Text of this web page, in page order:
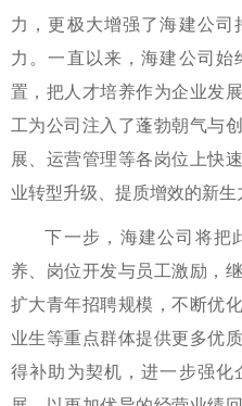
力，更极大增强了海建公司
力。一直以来，海建公司始
置，把人才培养作为企业发
工为公司注入了蓬勃朝气与
展、运营管理等各岗位上快
业转型升级、提质增效的新生
下一步，海建公司将把
养、岗位开发与员工激励，
扩大青年招聘规模，不断优
业生等重点群体提供更多优
得补助为契机，进一步强化